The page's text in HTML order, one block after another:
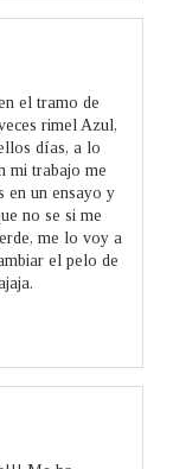
el tramo de
rimel Azul,
días, a lo
mi trabajo me
en un ensayo y
no se si me
me lo voy a
el pelo de